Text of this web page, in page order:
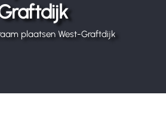
plaatsen West-Graftdijk